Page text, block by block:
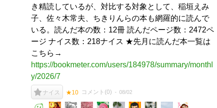
き精読しているが、対比する対象として、稲垣えみ
子、佐々木常夫、ちきりんらの本も網羅的に読んで
いる。読んだ本の数：12冊 読んだページ数：2472ペ
ージ ナイス数：218ナイス ★先月に読んだ本一覧は
こちら→
https://bookmeter.com/users/184978/summary/monthl
y/2026/7
ナイス ★10 コメント(0) 08/02